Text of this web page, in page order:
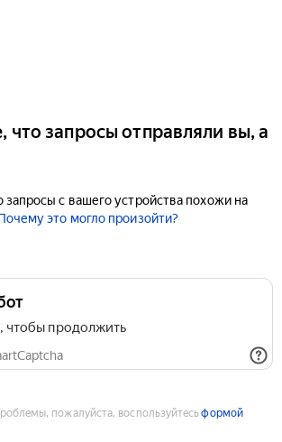
что запросы отправляли вы, а
с вашего устройства похожи на
это могло произойти?
чтобы продолжить
пожалуйста, воспользуйтесьформой